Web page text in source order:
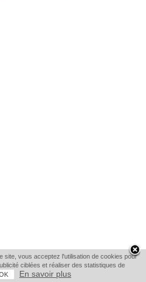
site, vous acceptez l'utilisation de cookies pour
ciblées et réaliser des statistiques de
En savoir plus